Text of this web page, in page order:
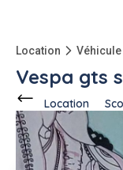
Location Véhicule
Vespa gts
Location
Ce voisinpropose